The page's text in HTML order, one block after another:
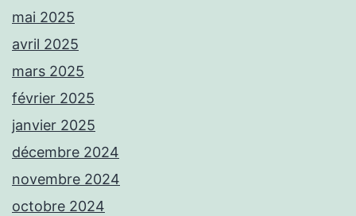
mai 2025
avril 2025
mars 2025
février 2025
janvier 2025
décembre 2024
novembre 2024
octobre 2024